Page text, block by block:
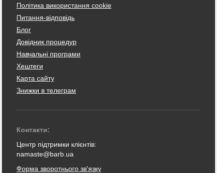
Політика використання cookie
Питання-відповідь
Блог
Довідник процедур
Навчальні програми
Хештеги
Карта сайту
Знижки в телеграм
Контакти:
Центр підтримки клієнтів:
namaste@barb.ua
Форма зворотнього зв'язку